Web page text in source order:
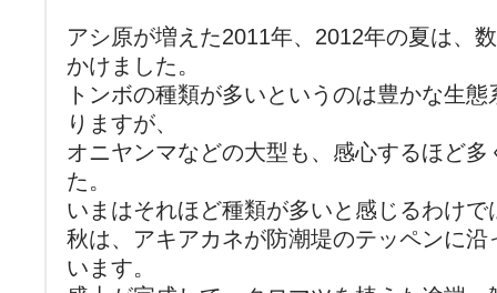
アシ原が増えた2011年、2012年の夏は、
かけました。
トンボの種類が多いというのは豊かな生
りますが、
オニヤンマなどの大型も、感心するほど
た。
いまはそれほど種類が多いと感じるわけで
秋は、アキアカネが防潮堤のテッペンに
います。